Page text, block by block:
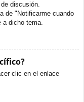
discusión.
de "Notificarme cuando
a dicho tema.
clic en el enlace